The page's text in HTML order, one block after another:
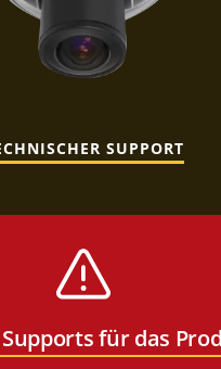
SUPPORT
Supports für das